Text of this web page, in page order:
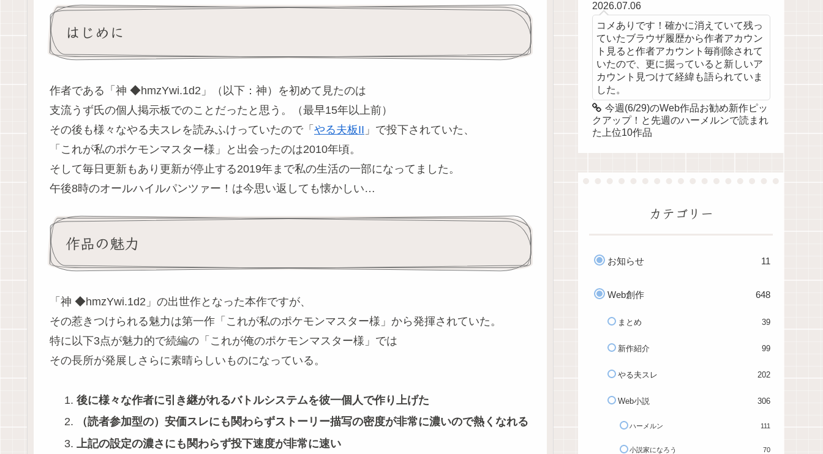
はじめに
作者である「神 ◆hmzYwi.1d2」（以下：神）を初めて見たのは
支流うず氏の個人掲示板でのことだったと思う。（最早15年以上前）
その後も様々なやる夫スレを読みふけっていたので「 やる夫板II 」で投下されていた、
「これが私のポケモンマスター様」と出会ったのは2010年頃。
そして毎日更新もあり更新が停止する2019年まで私の生活の一部になってました。
午後8時のオールハイルパンツァー！は今思い返しても懐かしい…
作品の魅力
「神 ◆hmzYwi.1d2」の出世作となった本作ですが、
その惹きつけられる魅力は第一作「これが私のポケモンマスター様」から発揮されていた。
特に以下3点が魅力的で続編の「これが俺のポケモンマスター様」では
その長所が発展しさらに素晴らしいものになっている。
後に様々な作者に引き継がれるバトルシステムを彼一個人で作り上げた
（読者参加型の）安価スレにも関わらずストーリー描写の密度が非常に濃いので熱くなれる
上記の設定の濃さにも関わらず投下速度が非常に速い
2026.07.06
コメありです！確かに消えていて残っ
ていたブラウザ履歴から作者アカウン
ト見ると作者アカウント毎削除されて
いたので、更に掘っていると新しいア
カウント見つけて経緯も語られていま
した。
今週(6/29)のWeb作品お勧め新作ピッ
クアップ！と先週のハーメルンで読まれ
た上位10作品
カテゴリー
お知らせ 11
Web創作 648
まとめ 39
新作紹介 99
やる夫スレ 202
Web小説 306
ハーメルン 111
小説家になろう 70